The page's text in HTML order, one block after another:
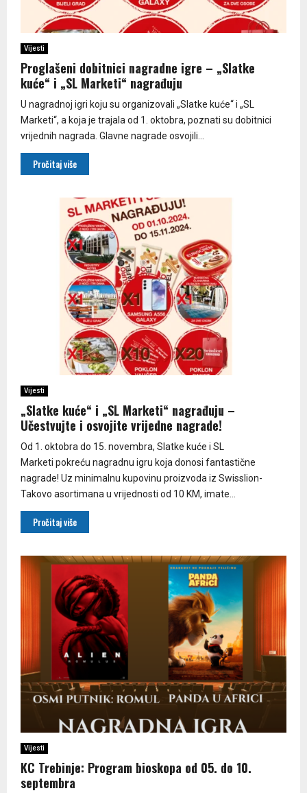
Vijesti
Proglašeni dobitnici nagradne igre – „Slatke
kuće“ i „SL Marketi“ nagrađuju
U nagradnoj igri koju su organizovali „Slatke kuće“ i „SL
Marketi“, a koja je trajala od 1. oktobra, poznati su dobitnici
vrijednih nagrada. Glavne nagrade osvojili...
Pročitaj više
Vijesti
„Slatke kuće“ i „SL Marketi“ nagrađuju –
Učestvujte i osvojite vrijedne nagrade!
Od 1. oktobra do 15. novembra, Slatke kuće i SL
Marketi pokreću nagradnu igru koja donosi fantastične
nagrade! Uz minimalnu kupovinu proizvoda iz Swisslion-
Takovo asortimana u vrijednosti od 10 KM, imate...
Pročitaj više
Vijesti
KC Trebinje: Program bioskopa od 05. do 10.
septembra